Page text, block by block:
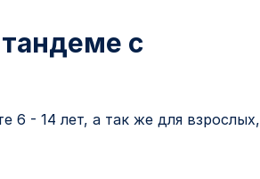
с
6 - 14 лет, а так же для взрослых,